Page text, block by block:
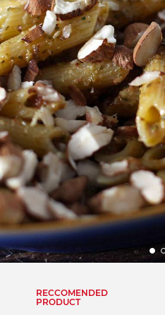
RECCOMENDED
PRODUCT